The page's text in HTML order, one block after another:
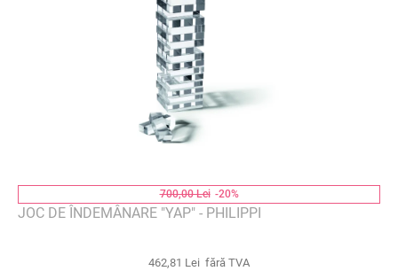
700,00 Lei -20%
JOC DE ÎNDEMÂNARE "YAP" - PHILIPPI
462,81 Lei fără TVA